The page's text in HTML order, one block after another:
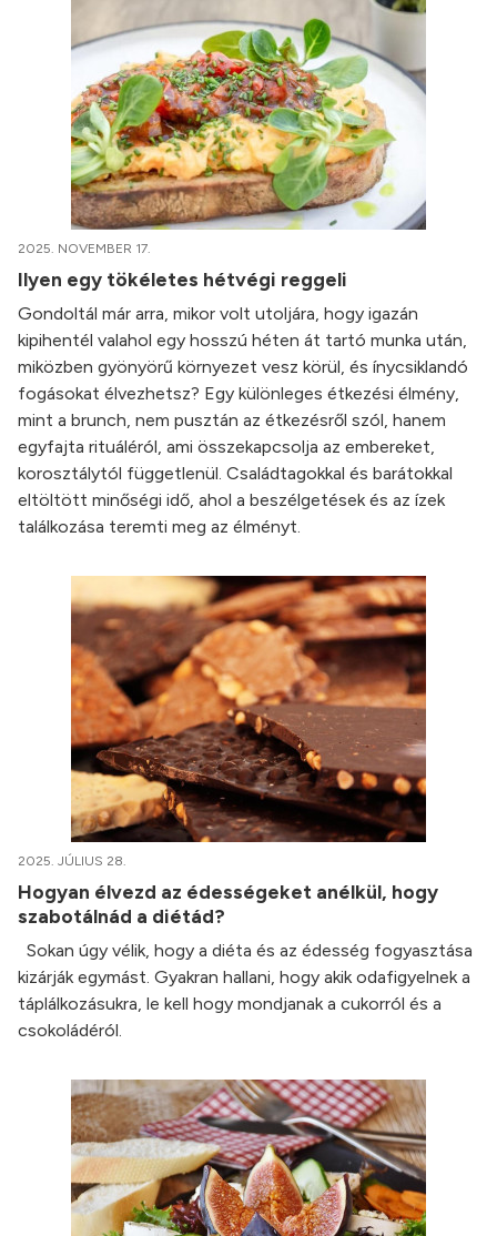
2025. NOVEMBER 17.
Ilyen egy tökéletes hétvégi reggeli
Gondoltál már arra, mikor volt utoljára, hogy igazán
kipihentél valahol egy hosszú héten át tartó munka után,
miközben gyönyörű környezet vesz körül, és ínycsiklandó
fogásokat élvezhetsz? Egy különleges étkezési élmény,
mint a brunch, nem pusztán az étkezésről szól, hanem
egyfajta rituáléról, ami összekapcsolja az embereket,
korosztálytól függetlenül. Családtagokkal és barátokkal
eltöltött minőségi idő, ahol a beszélgetések és az ízek
találkozása teremti meg az élményt.
2025. JÚLIUS 28.
Hogyan élvezd az édességeket anélkül, hogy
szabotálnád a diétád?
Sokan úgy vélik, hogy a diéta és az édesség fogyasztása
kizárják egymást. Gyakran hallani, hogy akik odafigyelnek a
táplálkozásukra, le kell hogy mondjanak a cukorról és a
csokoládéról.